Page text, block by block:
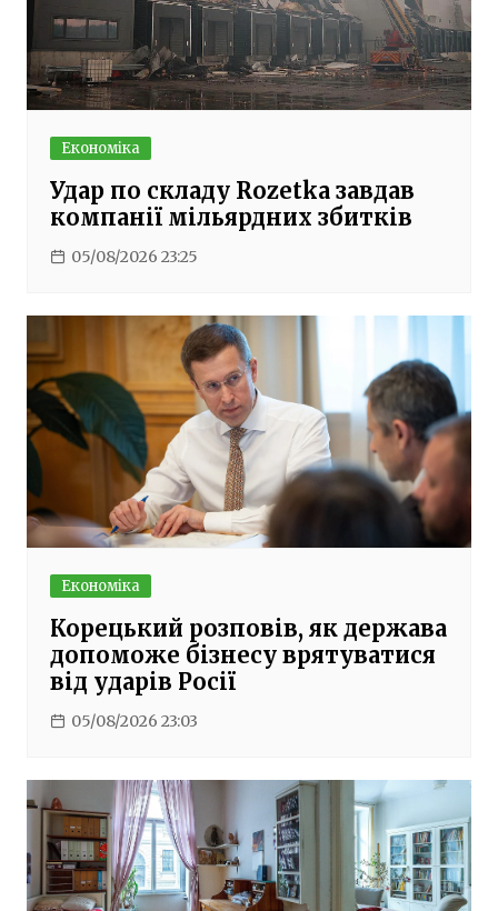
Економіка
Удар по складу Rozetka завдав
компанії мільярдних збитків
05/08/2026 23:25
Економіка
Корецький розповів, як держава
допоможе бізнесу врятуватися
від ударів Росії
05/08/2026 23:03